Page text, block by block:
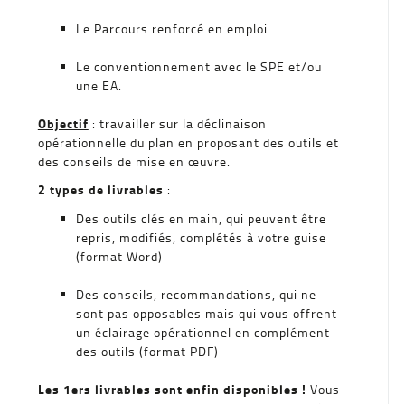
Le Parcours renforcé en emploi
Le conventionnement avec le SPE et/ou
une EA.
Objectif : travailler sur la déclinaison
opérationnelle du plan en proposant des outils et
des conseils de mise en œuvre.
2 types de livrables :
Des outils clés en main, qui peuvent être
repris, modifiés, complétés à votre guise
(format Word)
Des conseils, recommandations, qui ne
sont pas opposables mais qui vous offrent
un éclairage opérationnel en complément
des outils (format PDF)
Les 1ers livrables sont enfin disponibles ! Vous